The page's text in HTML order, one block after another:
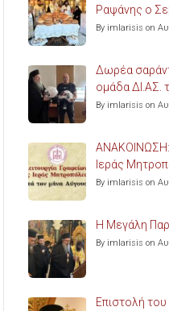
Ραψάνης ο
By imlarisis on
Δωρέα
ομάδα ΔΙ.ΑΣ.
By imlarisis on
ΑΝΑΚΟΙΝΩΣΗ:
Ιεράς
By imlarisis on
Η Μεγάλη
By imlarisis on
Επιστολή